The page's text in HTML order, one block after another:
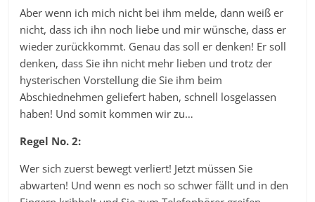
Aber wenn ich mich nicht bei ihm melde, dann weiß er
nicht, dass ich ihn noch liebe und mir wünsche, dass er
wieder zurückkommt. Genau das soll er denken! Er soll
denken, dass Sie ihn nicht mehr lieben und trotz der
hysterischen Vorstellung die Sie ihm beim
Abschiednehmen geliefert haben, schnell losgelassen
haben! Und somit kommen wir zu…
Regel No. 2:
Wer sich zuerst bewegt verliert! Jetzt müssen Sie
abwarten! Und wenn es noch so schwer fällt und in den